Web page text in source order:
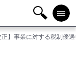
検
索
メニ
ュー
正】事業に対する税制優